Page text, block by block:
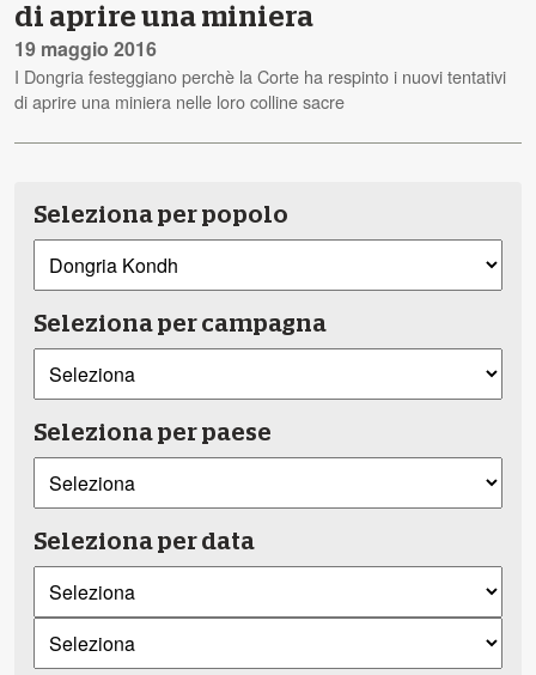
di aprire una miniera
19 maggio 2016
I Dongria festeggiano perchè la Corte ha respinto i nuovi tentativi
di aprire una miniera nelle loro colline sacre
Seleziona per popolo
Seleziona per campagna
Seleziona per paese
Seleziona per data